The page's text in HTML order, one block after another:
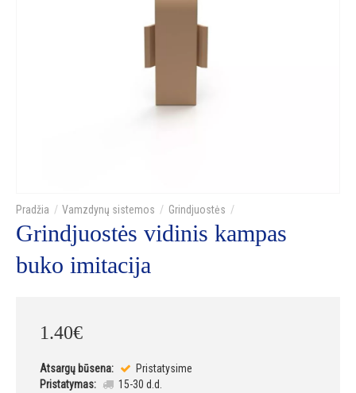
Vamzdynų sistemos Grindjuostės
Grindjuostės vidinis kampas
buko imitacija
1.40€
Atsargų būsena:
Pristatysime
Pristatymas:
15-30 d.d.